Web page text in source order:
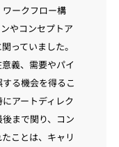
ークフロー構
やコンセプトア
っていました。
義、需要やパイ
る機会を得るこ
アートディレク
まで関り、コン
ことは、キャリ